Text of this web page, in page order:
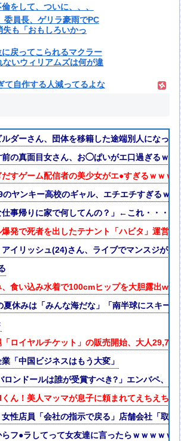
をして、ついに、、、
委員長、ゲリラ豪雨でPC
も「おもしろいかっ
戻ってこられるマクラー
ないウィリアムズは何が違
て自作する人減ってるよな
ルダーさん、団体を移籍した途端別人になって
前の真面目女さん、お◯ぱいがエ口過ぎるｗ
だすゲーム配信者の美少女がエ●すぎるｗｗｗ
のヤンキー高校のギャル、エチエチすぎるｗ
仕事帰りに家で何してんの？」←これ・・・・
発で死者を出したテナント「ハビタ」運営
アイリッシュ(24)さん、ライブでマンスジが見
、食い込み水着で100cmヒップを大胆露出
夏休みは「みんな海だな」「南半球にスキー
ロイヤルチケット」の販売開始、大人
「中国ビジネスはもう大変」
ロンドールは誰が受賞すべき?」エンバペ、
くん！美人マッマが息子に頼まれてえちえち
女性店員「会社の指示で戻る」店舗会社「取
らフ●ラしてって女友達に言ったらｗｗｗｗｗ